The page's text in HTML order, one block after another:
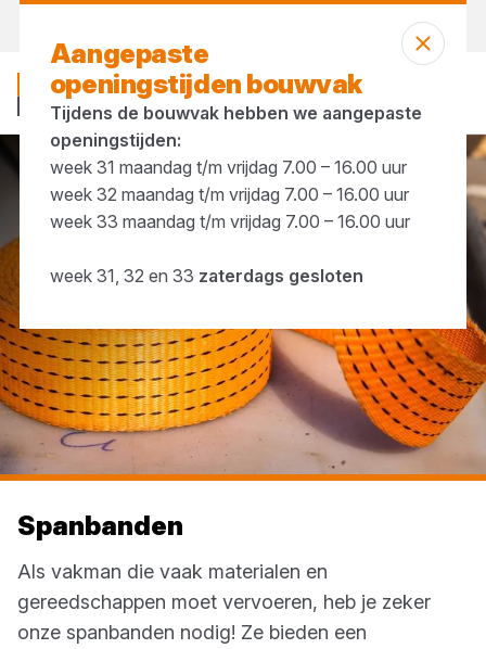
Spanbanden
Als vakman die vaak materialen en
gereedschappen moet vervoeren, heb je zeker
onze spanbanden nodig! Ze bieden een
Aangepaste
openingstijden bouwvak
Tijdens de bouwvak hebben we aangepaste
openingstijden:
week 31 maandag t/m vrijdag 7.00 – 16.00 uur
week 32 maandag t/m vrijdag 7.00 – 16.00 uur
week 33 maandag t/m vrijdag 7.00 – 16.00 uur
week 31, 32 en 33 zaterdags gesloten